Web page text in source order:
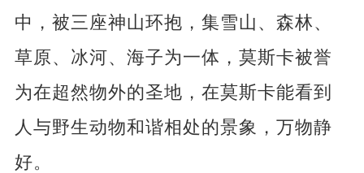
中，被三座神山环抱，集雪山、森林、
草原、冰河、海子为一体，莫斯卡被誉
为在超然物外的圣地，在莫斯卡能看到
人与野生动物和谐相处的景象，万物静
好。